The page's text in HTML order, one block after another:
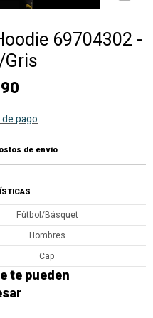
69704302 -
pago
de envío
Fútbol/Básquet
Hombres
Cap
te pueden